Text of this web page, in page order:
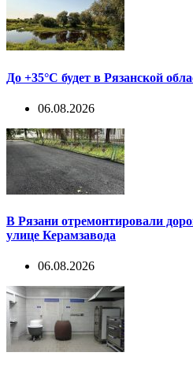
До +35°С будет в Рязанской
06.08.2026
В Рязани отремонтировали
улице Керамзавода
06.08.2026